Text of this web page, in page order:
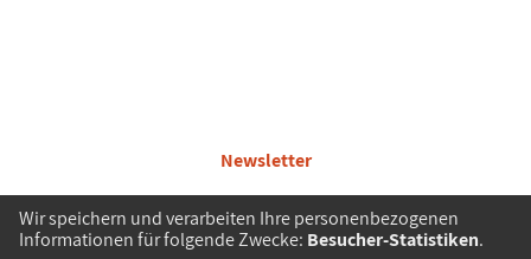
Newsletter
Besucherordnung
Datenschutz
Wir speichern und verarbeiten Ihre personenbezogenen
Informationen für folgende Zwecke: Besucher-Statistiken.